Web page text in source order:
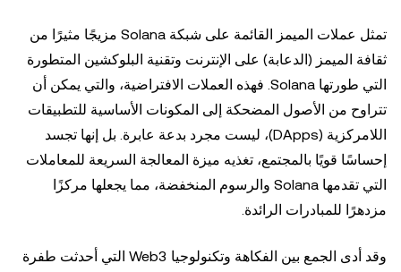
تمثل عملات الميمز القائمة على شبكة Solana مزيجًا مثيرًا من
ثقافة الميمز (الدعابة) على الإنترنت وتقنية البلوكشين المتطورة
التي طورتها Solana. فهذه العملات الافتراضية، والتي يمكن أن
تتراوح من الأصول المضحكة إلى المكونات الأساسية للتطبيقات
اللامركزية (DApps)، ليست مجرد بدعة عابرة. بل إنها تجسد
إحساسًا قويًا بالمجتمع، تغذيه ميزة المعالجة السريعة للمعاملات
التي تقدمها Solana والرسوم المنخفضة، مما يجعلها مركزًا
مزدهرًا للمبادرات الرائدة.
وقد أدى الجمع بين الفكاهة وتكنولوجيا Web3 التي أحدثت طفرة